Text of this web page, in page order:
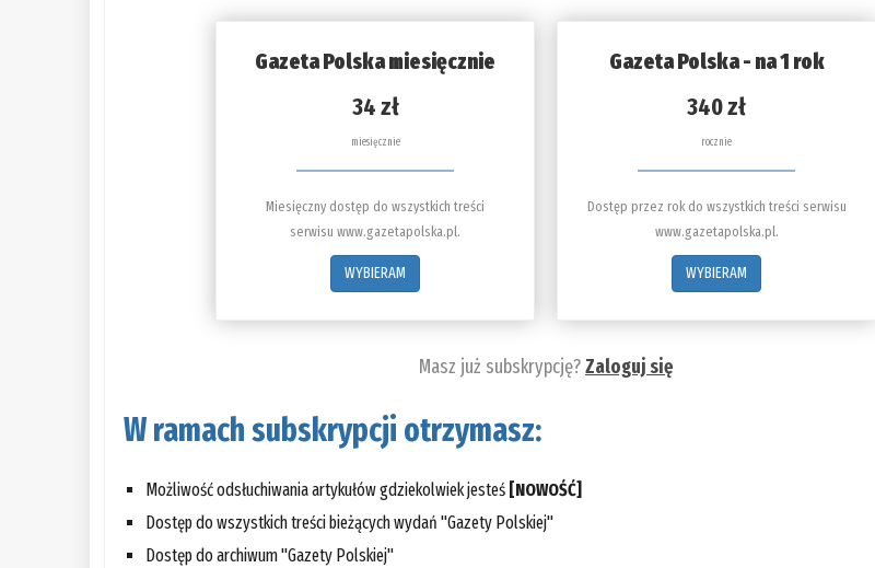
Gazeta Polska miesięcznie
34 zł
miesięcznie
Miesięczny dostęp do wszystkich treści
serwisu www.gazetapolska.pl.
WYBIERAM
Gazeta Polska - na 1 rok
340 zł
rocznie
Dostęp przez rok do wszystkich treści serwisu
www.gazetapolska.pl.
WYBIERAM
Masz już subskrypcję?Zaloguj się
W ramach subskrypcji otrzymasz:
Możliwość odsłuchiwania artykułów gdziekolwiek jesteś [NOWOŚĆ]
Dostęp do wszystkich treści bieżących wydań "Gazety Polskiej"
Dostęp do archiwum "Gazety Polskiej"